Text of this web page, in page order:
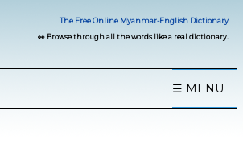
The Free Online Myanmar-English Dictionary
👀 Browse through all the words like a real dictionary.
☰ MENU